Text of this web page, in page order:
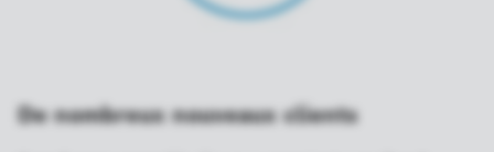
De nombreux nouveaux clients